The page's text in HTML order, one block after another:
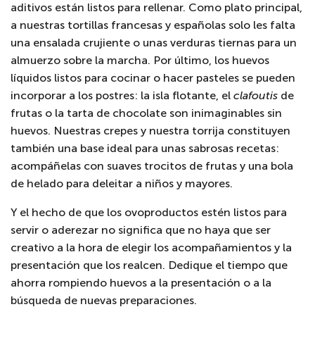
aditivos están listos para rellenar. Como plato principal,
a nuestras tortillas francesas y españolas solo les falta
una ensalada crujiente o unas verduras tiernas para un
almuerzo sobre la marcha. Por último, los huevos
líquidos listos para cocinar o hacer pasteles se pueden
incorporar a los postres: la isla flotante, el clafoutis de
frutas o la tarta de chocolate son inimaginables sin
huevos. Nuestras crepes y nuestra torrija constituyen
también una base ideal para unas sabrosas recetas:
acompáñelas con suaves trocitos de frutas y una bola
de helado para deleitar a niños y mayores.
Y el hecho de que los ovoproductos estén listos para
servir o aderezar no significa que no haya que ser
creativo a la hora de elegir los acompañamientos y la
presentación que los realcen. Dedique el tiempo que
ahorra rompiendo huevos a la presentación o a la
búsqueda de nuevas preparaciones.